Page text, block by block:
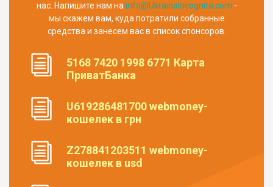
нас. Напишите нам на info@UkrainaIncognita.com -
мы скажем вам, куда потратили собранные
средства и занесем вас в список спонсоров.
5168 7420 1998 6771 Карта
ПриватБанка
U619286481700 webmoney-
кошелек в грн
Z278841203511 webmoney-
кошелек в usd